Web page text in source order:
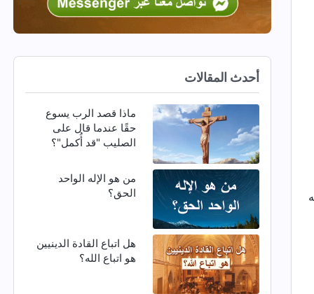
أحدث المقالات
ماذا قصد الرب يسوع
حقًا عندما قال على
الصليب "قد أُكمل"؟
من هو الإله الواحد
الحق؟
هل اتباع القادة الدينيين
هو اتباع الله؟